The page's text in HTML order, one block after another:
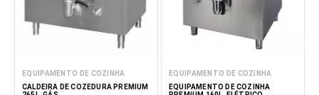
EQUIPAMENTO DE COZINHA
CALDEIRA DE COZEDURA PREMIUM
EQUIPAMENTO DE COZINHA
EQUIPAMENTO DE COZINHA